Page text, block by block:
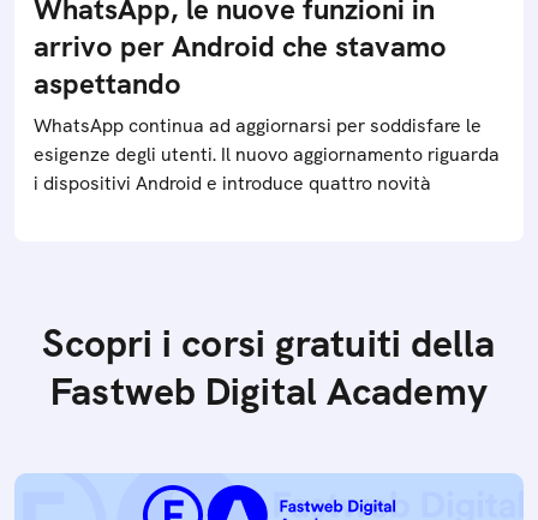
WhatsApp, le nuove funzioni in
arrivo per Android che stavamo
aspettando
WhatsApp continua ad aggiornarsi per soddisfare le
esigenze degli utenti. Il nuovo aggiornamento riguarda
i dispositivi Android e introduce quattro novità
Scopri i corsi gratuiti della
Fastweb Digital Academy